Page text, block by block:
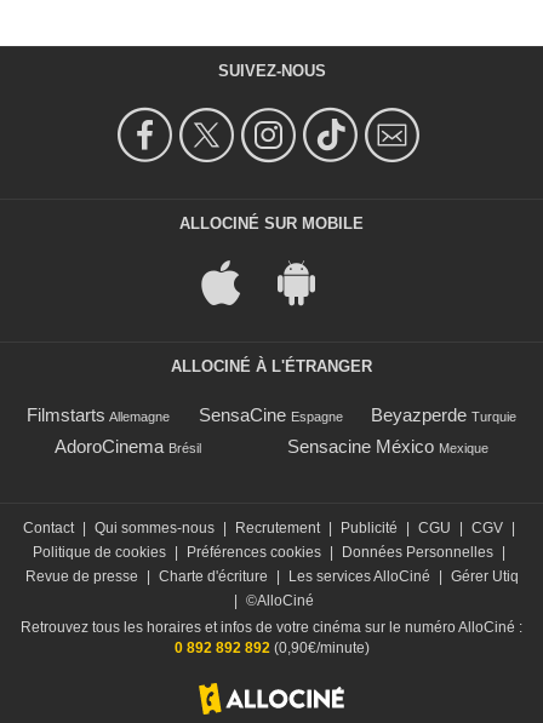
SUIVEZ-NOUS
ALLOCINÉ SUR MOBILE
ALLOCINÉ À L'ÉTRANGER
Filmstarts Allemagne SensaCine Espagne Beyazperde Turquie
AdoroCinema Brésil Sensacine México Mexique
Contact Qui sommes-nous Recrutement Publicité CGU CGV
Politique de cookies
Préférences cookies Données Personnelles
Revue de presse
Charte d'écriture Les services AlloCiné
Gérer Utiq
©AlloCiné
Retrouvez tous les horaires et infos de votre cinéma sur le numéro AlloCiné :
0 892 892 892(0,90€/minute)